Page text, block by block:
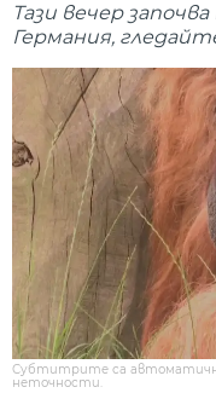
Тази вечер
Германия,
Субтитрите са
неточности.